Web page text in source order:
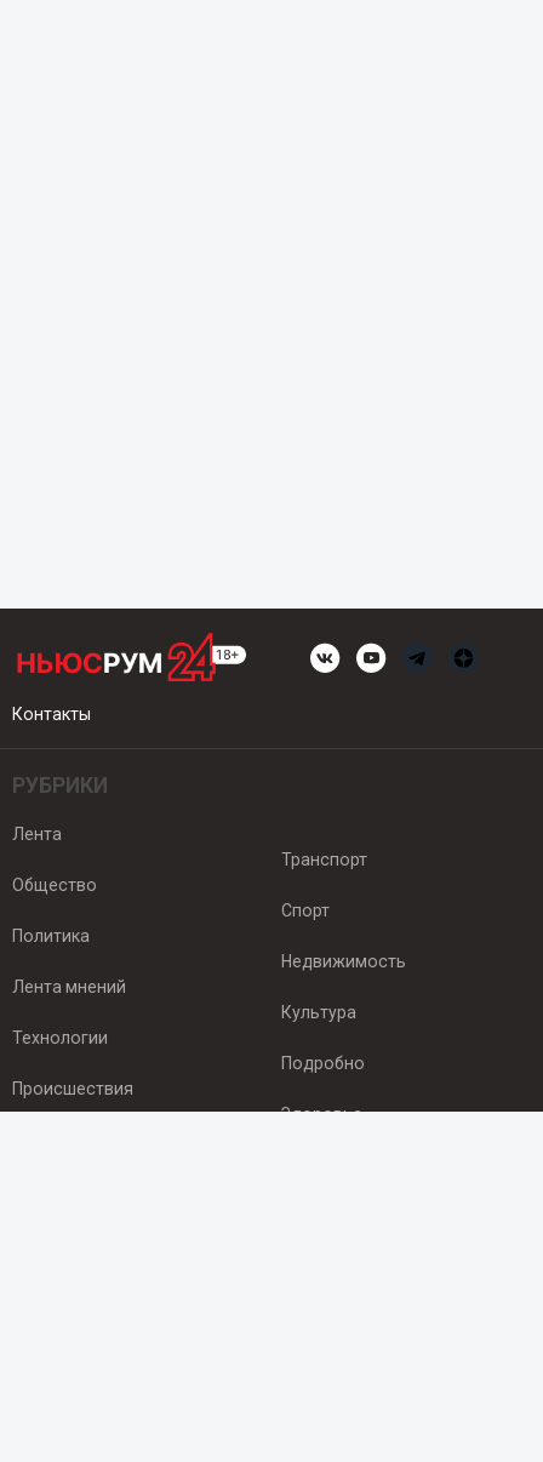
Контакты
РУБРИКИ
Лента
Общество
Политика
Лента мнений
Технологии
Происшествия
Транспорт
Спорт
Недвижимость
Культура
Подробно
Здоровье